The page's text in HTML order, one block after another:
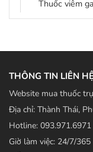
Thuốc viêm
THÔNG TIN LIÊN
Website mua thuốc
Địa chỉ: Thành Thái,
Hotline: 093.971.6971
Giờ làm việc: 24/7/365